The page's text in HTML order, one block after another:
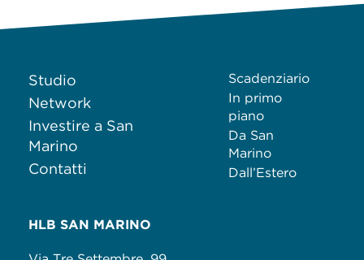
Studio
Network
Investire a San
Marino
Contatti
Scadenziario
In primo
piano
Da San
Marino
Dall’Estero
HLB SAN MARINO